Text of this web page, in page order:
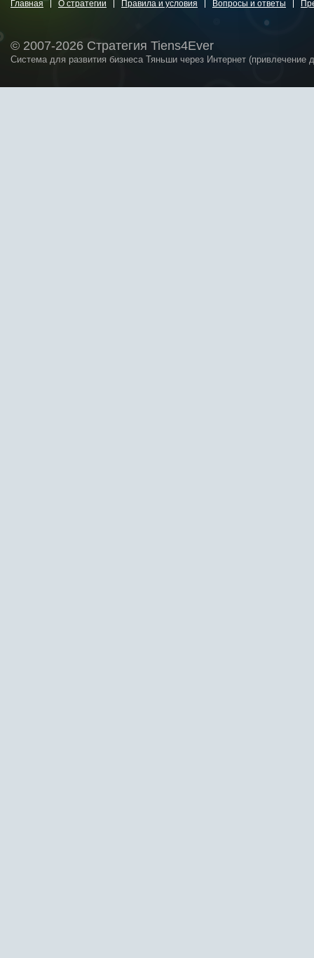
Главная О стратегии Правила и условия Вопросы и ответы
© 2007-2026 Стратегия Tiens4Ever
Система для развития бизнеса Тяньши через Интернет (привлечение